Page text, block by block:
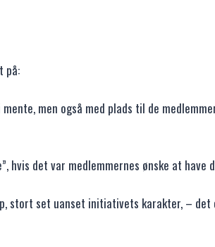
på:
men også med plads til de
hvis det var medlemmernes ønske at have
stort set uanset initiativets karakter, – det